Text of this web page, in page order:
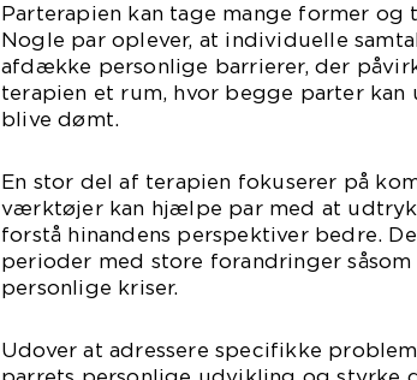
Parterapien kan tage mange former og
Nogle par oplever, at individuelle
afdække personlige barrierer, der
terapien et rum, hvor begge parter
blive dømt.
En stor del af terapien fokuserer på
værktøjer kan hjælpe par med at
forstå hinandens perspektiver bedre.
perioder med store forandringer
personlige kriser.
Udover at adressere specifikke